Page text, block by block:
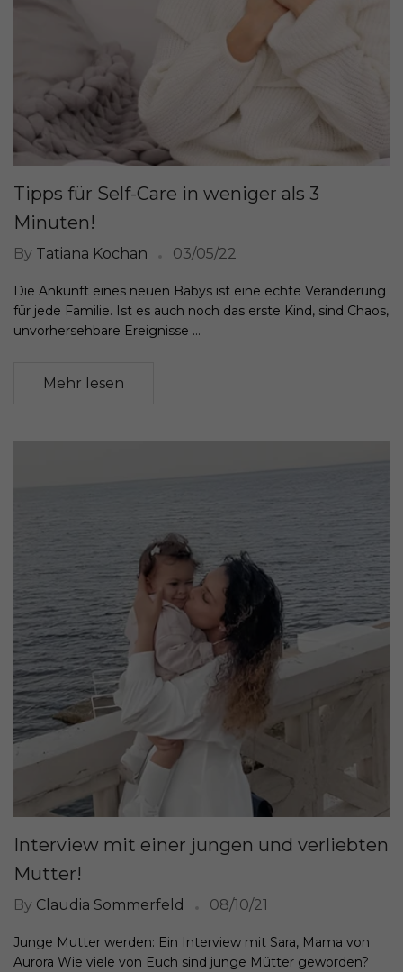
Tipps für Self-Care in weniger als 3
Minuten!
By Tatiana Kochan 03/05/22
Die Ankunft eines neuen Babys ist eine echte Veränderung
für jede Familie. Ist es auch noch das erste Kind, sind Chaos,
unvorhersehbare Ereignisse ...
Mehr lesen
Interview mit einer jungen und verliebten
Mutter!
By Claudia Sommerfeld 08/10/21
Junge Mutter werden: Ein Interview mit Sara, Mama von
Aurora Wie viele von Euch sind junge Mütter geworden?